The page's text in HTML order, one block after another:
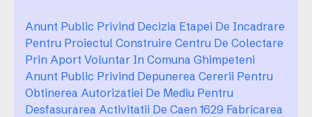
Anunt Public Privind Decizia Etapei De Incadrare
Pentru Proiectul Construire Centru De Colectare
Prin Aport Voluntar In Comuna Ghimpeteni
Anunt Public Privind Depunerea Cererii Pentru
Obtinerea Autorizatiei De Mediu Pentru
Desfasurarea Activitatii De Caen 1629 Fabricarea